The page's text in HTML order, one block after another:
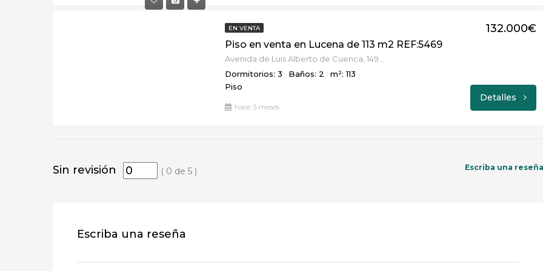
EN VENTA
Piso en venta en Lucena de 113 m2 REF:5469
Dormitorios: 3
Baños: 2
m²: 113
Piso
hace 3 meses
132.000€
Detalles
Sin revisión ( 0 de 5 ) Escriba una reseña
Escriba una reseña